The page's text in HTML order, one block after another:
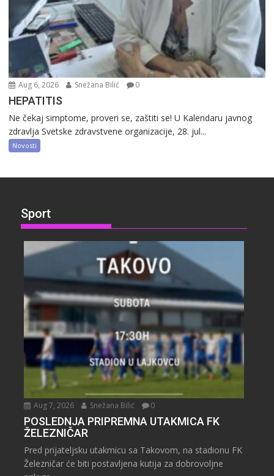
Aug 6, 2026 Snežana Bilić 0
HEPATITIS
Ne čekaj simptome, proveri se, zaštiti se! U Kalendaru javnog
zdravlja Svetske zdravstvene organizacije, 28. jul...
Novosti
Sport
Aug 7, 2026 Snežana Bilić 0
POSLEDNJA PRIPREMNA UTAKMICA FK
ŽELEZNIČAR
Pred prijateljsku utakmicu sa Takovom, na stadionu FK
Železničar će biti postavljena kutija za dobrovoljne